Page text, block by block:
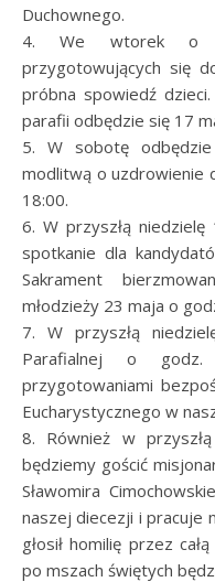
Duchownego.
4. We wtorek o
przygotowujących się
próbna spowiedź
parafii odbędzie się 17
5. W sobotę
modlitwą o uzdrowienie
18:00.
6. W przyszłą
spotkanie dla
Sakrament
młodzieży 23 maja o
7. W przyszłą
Parafialnej o
przygotowaniami
Eucharystycznego w
8. Również w
będziemy gościć
Sławomira
naszej diecezji i pracuje
głosił homilię przez
po mszach świętych